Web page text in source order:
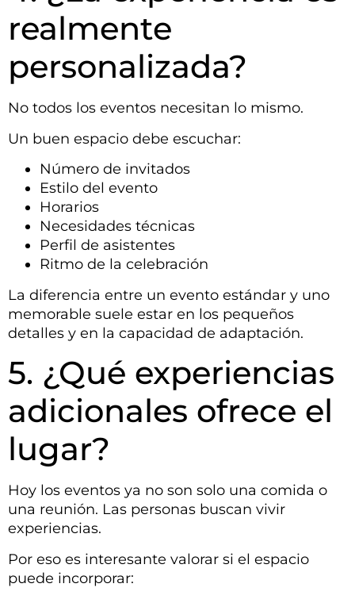
realmente
personalizada?
No todos los eventos necesitan lo mismo.
Un buen espacio debe escuchar:
Número de invitados
Estilo del evento
Horarios
Necesidades técnicas
Perfil de asistentes
Ritmo de la celebración
La diferencia entre un evento estándar y uno
memorable suele estar en los pequeños
detalles y en la capacidad de adaptación.
5. ¿Qué experiencias
adicionales ofrece el
lugar?
Hoy los eventos ya no son solo una comida o
una reunión. Las personas buscan vivir
experiencias.
Por eso es interesante valorar si el espacio
puede incorporar: